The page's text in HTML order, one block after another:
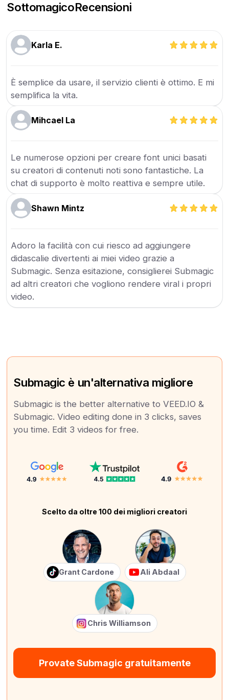
SottomagicoRecensioni
Karla E.
È semplice da usare, il servizio clienti è ottimo. E mi
semplifica la vita.
Mihcael La
Le numerose opzioni per creare font unici basati
su creatori di contenuti noti sono fantastiche. La
chat di supporto è molto reattiva e sempre utile.
Shawn Mintz
Adoro la facilità con cui riesco ad aggiungere
didascalie divertenti ai miei video grazie a
Submagic. Senza esitazione, consiglierei Submagic
ad altri creatori che vogliono rendere viral i propri
video.
Submagic è un'alternativa migliore
Submagic is the better alternative to VEED.IO &
Submagic. Video editing done in 3 clicks, saves
you time. Edit 3 videos for free.
Scelto da oltre 100 dei migliori creatori
Grant Cardone Ali Abdaal
Chris Williamson
Provate Submagic gratuitamente